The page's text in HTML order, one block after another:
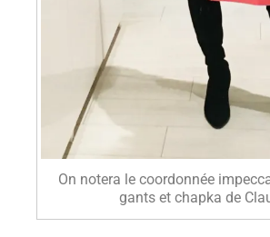
On notera le coordonnée
gants et chapka de